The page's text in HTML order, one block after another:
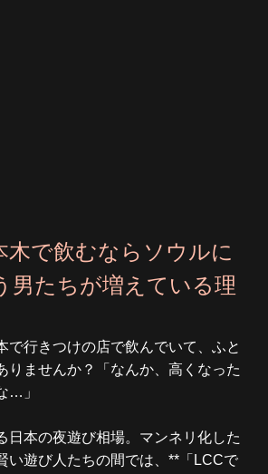
木で飲むならソウルに
男たちが増えている理
で行きつけの店で飲んでいて、ふと
りませんか？「なんか、高くなった
…」
日本の夜遊び相場。マンネリ化した
い遊び人たちの間では、**「LCCで